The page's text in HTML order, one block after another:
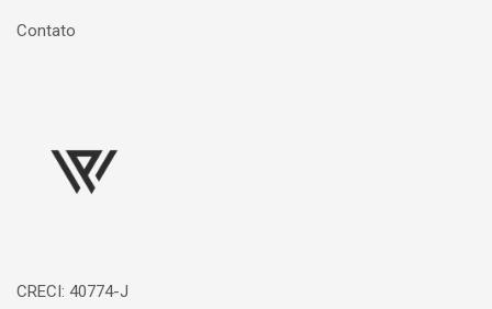
Contato
CRECI: 40774-J